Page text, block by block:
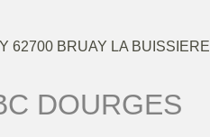
62700 BRUAY LA BUISSIERE
DOURGES